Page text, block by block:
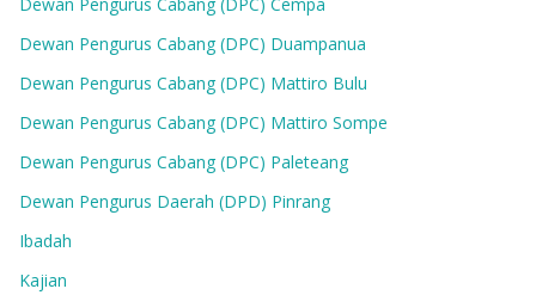
Dewan Pengurus Cabang (DPC) Duampanua
Dewan Pengurus Cabang (DPC) Mattiro Bulu
Dewan Pengurus Cabang (DPC) Mattiro Sompe
Dewan Pengurus Cabang (DPC) Paleteang
Dewan Pengurus Daerah (DPD) Pinrang
Ibadah
Kajian